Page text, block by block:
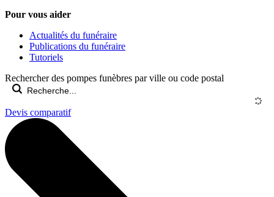
Pour vous aider
Actualités du funéraire
Publications du funéraire
Tutoriels
Rechercher des pompes funèbres par ville ou code postal
Devis comparatif